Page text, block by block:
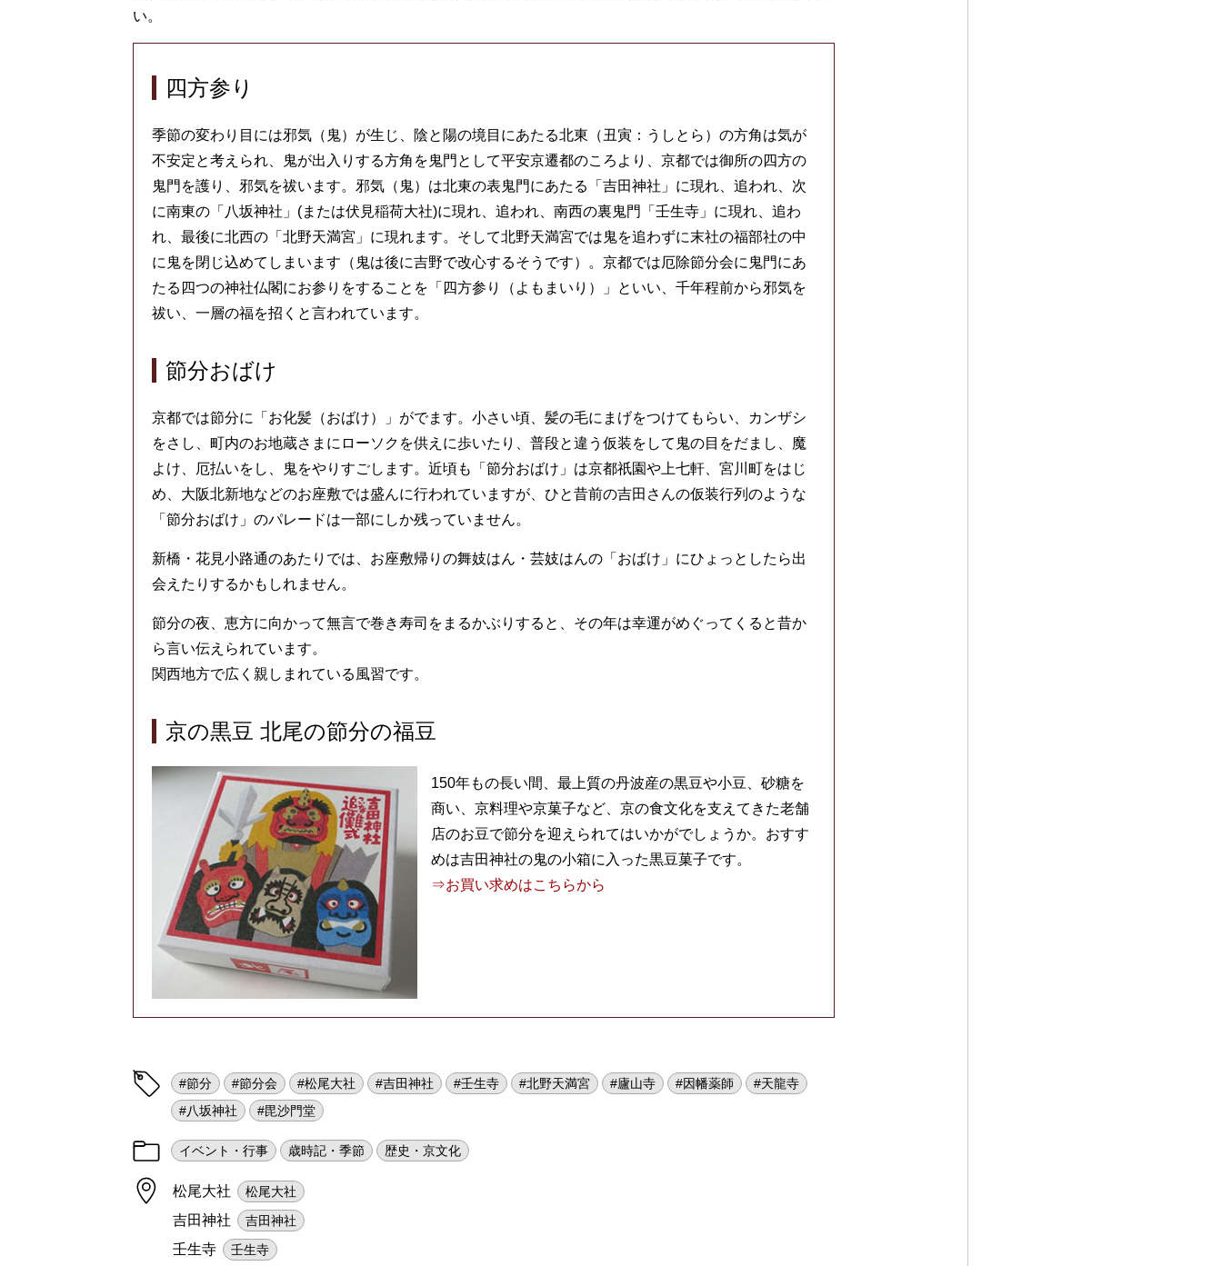
い。
四方参り
季節の変わり目には邪気（鬼）が生じ、陰と陽の境目にあたる北東（丑寅：うしとら）の方角は気が
不安定と考えられ、鬼が出入りする方角を鬼門として平安京遷都のころより、京都では御所の四方の
鬼門を護り、邪気を祓います。邪気（鬼）は北東の表鬼門にあたる「吉田神社」に現れ、追われ、次
に南東の「八坂神社」(または伏見稲荷大社)に現れ、追われ、南西の裏鬼門「壬生寺」に現れ、追わ
れ、最後に北西の「北野天満宮」に現れます。そして北野天満宮では鬼を追わずに末社の福部社の中
に鬼を閉じ込めてしまいます（鬼は後に吉野で改心するそうです）。京都では厄除節分会に鬼門にあ
たる四つの神社仏閣にお参りをすることを「四方参り（よもまいり）」といい、千年程前から邪気を
祓い、一層の福を招くと言われています。
節分おばけ
京都では節分に「お化髪（おばけ）」がでます。小さい頃、髪の毛にまげをつけてもらい、カンザシ
をさし、町内のお地蔵さまにローソクを供えに歩いたり、普段と違う仮装をして鬼の目をだまし、魔
よけ、厄払いをし、鬼をやりすごします。近頃も「節分おばけ」は京都祇園や上七軒、宮川町をはじ
め、大阪北新地などのお座敷では盛んに行われていますが、ひと昔前の吉田さんの仮装行列のような
「節分おばけ」のパレードは一部にしか残っていません。
新橋・花見小路通のあたりでは、お座敷帰りの舞妓はん・芸妓はんの「おばけ」にひょっとしたら出
会えたりするかもしれません。
節分の夜、恵方に向かって無言で巻き寿司をまるかぶりすると、その年は幸運がめぐってくると昔か
ら言い伝えられています。
関西地方で広く親しまれている風習です。
京の黒豆 北尾の節分の福豆
150年もの長い間、最上質の丹波産の黒豆や小豆、砂糖を
商い、京料理や京菓子など、京の食文化を支えてきた老舗
店のお豆で節分を迎えられてはいかがでしょうか。おすす
めは吉田神社の鬼の小箱に入った黒豆菓子です。
⇒お買い求めはこちらから
#節分 #節分会 #松尾大社 #吉田神社 #壬生寺 #北野天満宮 #廬山寺 #因幡薬師
#天龍寺
#八坂神社
#毘沙門堂
イベント・行事 歳時記・季節 歴史・京文化
松尾大社 松尾大社
吉田神社 吉田神社
壬生寺 壬生寺